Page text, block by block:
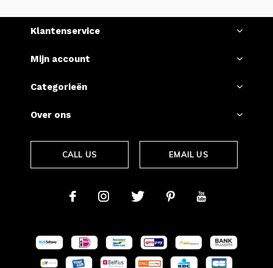
Klantenservice
Mijn account
Categorieën
Over ons
CALL US EMAIL US